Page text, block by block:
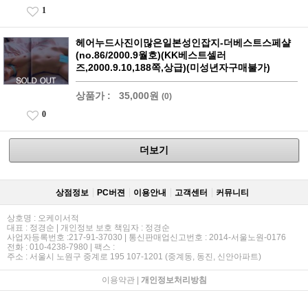
1
헤어누드사진이많은일본성인잡지-더베스트스페샬
(no.86/2000.9월호)(KK베스트셀러
즈,2000.9.10,188쪽,상급)(미성년자구매불가)
상품가 : 35,000원 (0)
0
더보기
상점정보 PC버젼 이용안내 고객센터 커뮤니티
상호명 : 오케이서적
대표 : 정경순 | 개인정보 보호 책임자 : 정경순
사업자등록번호 :217-91-37030 | 통신판매업신고번호 : 2014-서울노원-0176
전화 : 010-4238-7980 | 팩스 :
주소 : 서울시 노원구 중계로 195 107-1201 (중계동, 동진, 신안아파트)
이용약관| 개인정보처리방침